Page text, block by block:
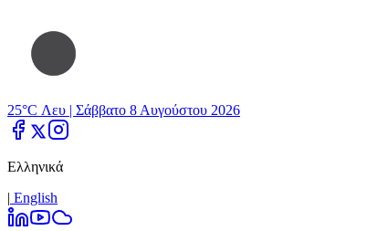
25°C Λευ | Σάββατο 8 Αυγούστου 2026
Ελληνικά
| Εnglish